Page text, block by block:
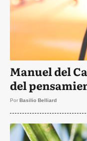
Manuel del
del
Por Basilio Belliard